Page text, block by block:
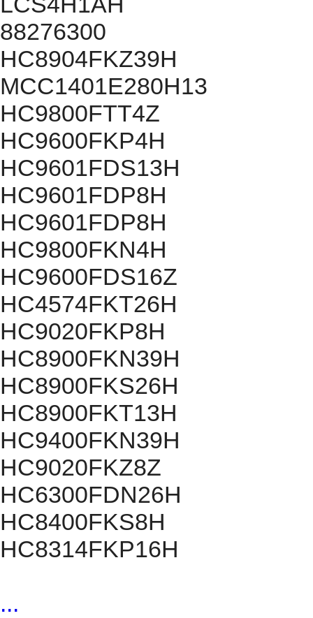
88276300
HC8904FKZ39H
MCC1401E280H13
HC9800FTT4Z
HC9600FKP4H
HC9601FDS13H
HC9601FDP8H
HC9601FDP8H
HC9800FKN4H
HC9600FDS16Z
HC4574FKT26H
HC9020FKP8H
HC8900FKN39H
HC8900FKS26H
HC8900FKT13H
HC9400FKN39H
HC9020FKZ8Z
HC6300FDN26H
HC8400FKS8H
HC8314FKP16H
...